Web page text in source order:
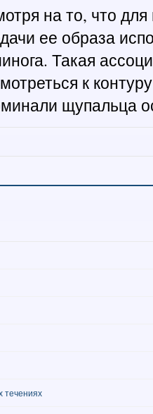
на то, что
ее образа
Такая
к
щупальца
течениях